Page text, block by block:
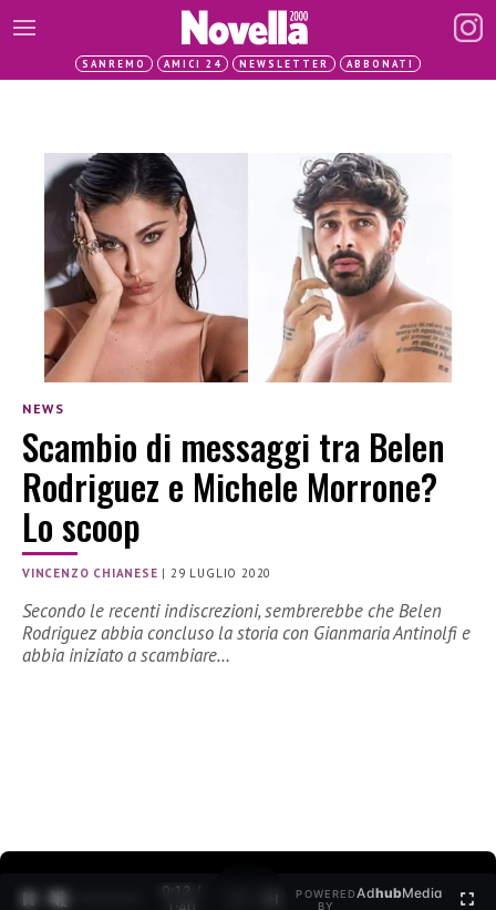
SANREMO AMICI 24 NEWSLETTER ABBONATI
NEWS
Scambio di messaggi tra Belen
Rodriguez e Michele Morrone?
Lo scoop
VINCENZO CHIANESE |29 LUGLIO 2020
Secondo le recenti indiscrezioni, sembrerebbe che Belen
Rodriguez abbia concluso la storia con Gianmaria Antinolfi e
abbia iniziato a scambiare…
0:12 /
POWERED
BY
AdhubMedia